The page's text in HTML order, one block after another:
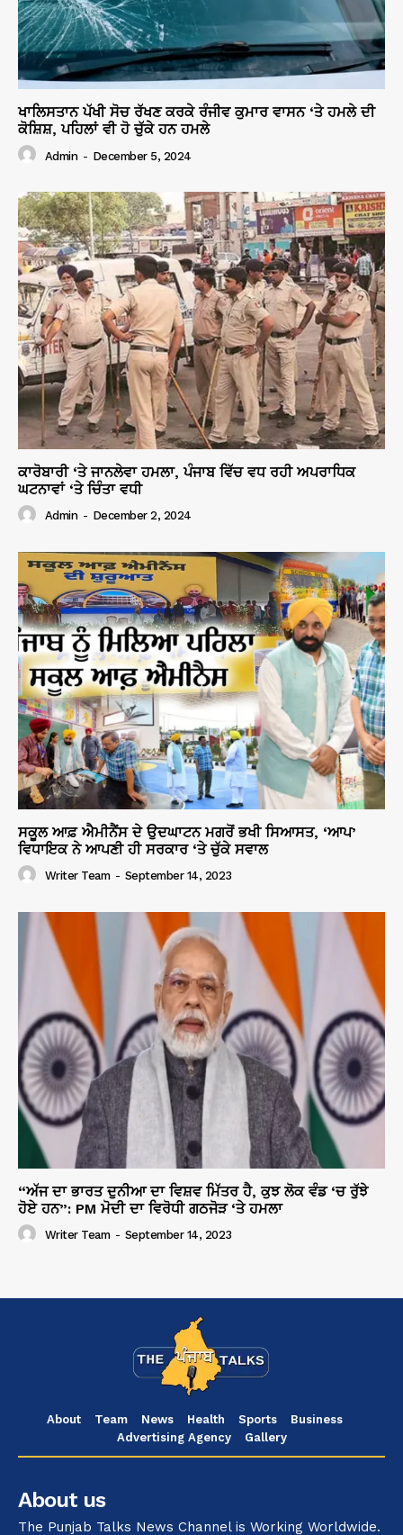
ਖਾਲਿਸਤਾਨ ਪੱਖੀ ਸੋਚ ਰੱਖਣ ਕਰਕੇ ਰੰਜੀਵ ਕੁਮਾਰ ਵਾਸਨ ‘ਤੇ ਹਮਲੇ ਦੀ
ਕੋਸ਼ਿਸ਼, ਪਹਿਲਾਂ ਵੀ ਹੋ ਚੁੱਕੇ ਹਨ ਹਮਲੇ
Admin - December 5, 2024
ਕਾਰੋਬਾਰੀ ‘ਤੇ ਜਾਨਲੇਵਾ ਹਮਲਾ, ਪੰਜਾਬ ਵਿੱਚ ਵਧ ਰਹੀ ਅਪਰਾਧਿਕ
ਘਟਨਾਵਾਂ ‘ਤੇ ਚਿੰਤਾ ਵਧੀ
Admin - December 2, 2024
ਸਕੂਲ ਆਫ਼ ਐਮੀਨੈਂਸ ਦੇ ਉਦਘਾਟਨ ਮਗਰੋਂ ਭਖੀ ਸਿਆਸਤ, ‘ਆਪ’
ਵਿਧਾਇਕ ਨੇ ਆਪਣੀ ਹੀ ਸਰਕਾਰ ‘ਤੇ ਚੁੱਕੇ ਸਵਾਲ
Writer Team - September 14, 2023
“ਅੱਜ ਦਾ ਭਾਰਤ ਦੁਨੀਆ ਦਾ ਵਿਸ਼ਵ ਮਿੱਤਰ ਹੈ, ਕੁਝ ਲੋਕ ਵੰਡ ‘ਚ ਰੁੱਝੇ
ਹੋਏ ਹਨ”: PM ਮੋਦੀ ਦਾ ਵਿਰੋਧੀ ਗਠਜੋੜ ‘ਤੇ ਹਮਲਾ
Writer Team - September 14, 2023
About Team News Health Sports
Business
Advertising Agency
Gallery
About us
The Punjab Talks News Channel is Working Worldwide.